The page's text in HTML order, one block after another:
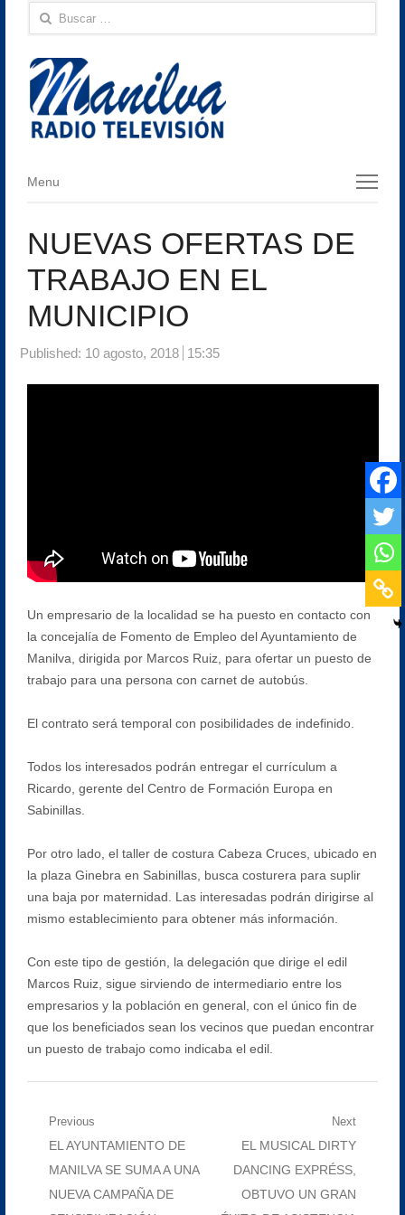
Buscar:
Menu
Menu
NUEVAS OFERTAS DE
TRABAJO EN EL
MUNICIPIO
Published: 10 agosto, 2018 15:35
Un empresario de la localidad se ha puesto en contacto con
la concejalía de Fomento de Empleo del Ayuntamiento de
Manilva, dirigida por Marcos Ruiz, para ofertar un puesto de
trabajo para una persona con carnet de autobús.
El contrato será temporal con posibilidades de indefinido.
Todos los interesados podrán entregar el currículum a
Ricardo, gerente del Centro de Formación Europa en
Sabinillas.
Por otro lado, el taller de costura Cabeza Cruces, ubicado en
la plaza Ginebra en Sabinillas, busca costurera para suplir
una baja por maternidad. Las interesadas podrán dirigirse al
mismo establecimiento para obtener más información.
Con este tipo de gestión, la delegación que dirige el edil
Marcos Ruiz, sigue sirviendo de intermediario entre los
empresarios y la población en general, con el único fin de
que los beneficiados sean los vecinos que puedan encontrar
un puesto de trabajo como indicaba el edil.
Navegación
entradas
Previous
Previous
post:
EL AYUNTAMIENTO DE
MANILVA SE SUMA A UNA
NUEVA CAMPAÑA DE
Next
Next
post:
EL MUSICAL DIRTY
DANCING EXPRÉSS,
OBTUVO UN GRAN